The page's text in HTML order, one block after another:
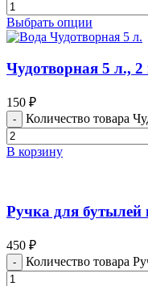
Выбрать опции
Чудотворная 5 л., 2
150 ₽
Количество товара
В корзину
Ручка для бутылей
450 ₽
Количество товара